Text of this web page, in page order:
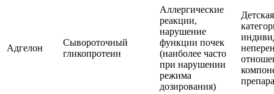
Адгелон
Сывороточный
гликопротеин
Аллергические
реакции,
нарушение
функции почек
(наиболее часто
при нарушении
режима
дозирования)